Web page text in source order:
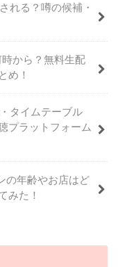
れる？噂の候補・
時から？無料生配
め！
タイムテーブル
プラットフォーム
の年齢やお店はど
みた！